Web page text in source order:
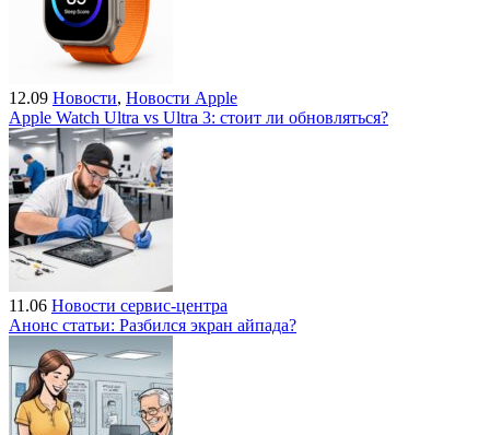
12.09 Новости, Новости Apple
Apple Watch Ultra vs Ultra 3: стоит ли обновляться?
11.06 Новости сервис-центра
Анонс статьи: Разбился экран айпада?